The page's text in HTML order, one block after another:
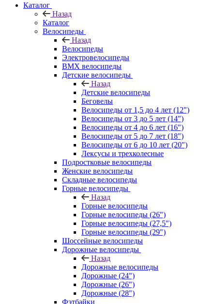
Каталог
Назад
Каталог
Велосипеды
Назад
Велосипеды
Электровелосипеды
BMX велосипеды
Детские велосипеды
Назад
Детские велосипеды
Беговелы
Велосипеды от 1,5 до 4 лет (12")
Велосипеды от 3 до 5 лет (14")
Велосипеды от 4 до 6 лет (16")
Велосипеды от 5 до 7 лет (18")
Велосипеды от 6 до 10 лет (20")
Лексусы и трехколесные
Подростковые велосипеды
Женские велосипеды
Складные велосипеды
Горные велосипеды
Назад
Горные велосипеды
Горные велосипеды (26")
Горные велосипеды (27,5")
Горные велосипеды (29")
Шоссейные велосипеды
Дорожные велосипеды
Назад
Дорожные велосипеды
Дорожные (24")
Дорожные (26")
Дорожные (28")
Фэтбайки